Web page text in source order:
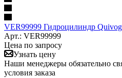
VER99999 Гидроцилиндр
Арт.: VER99999
Цена по запросу
Узнать цену
Наши менеджеры обязательно
условия заказа